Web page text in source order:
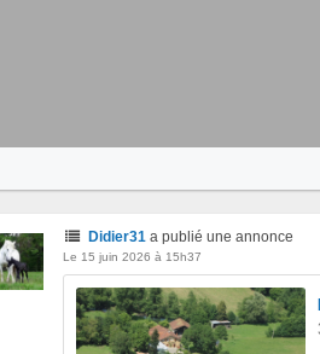
Didier31 a publié une annonce
Le 15 juin 2026 à 15h37